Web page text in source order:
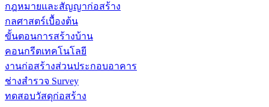
กฎหมายและสัญญาก่อสร้าง
กลศาสตร์เบื้องต้น
ขั้นตอนการสร้างบ้าน
คอนกรีตเทคโนโลยี
งานก่อสร้างส่วนประกอบอาคาร
ช่างสำรวจ Survey
ทดสอบวัสดุก่อสร้าง